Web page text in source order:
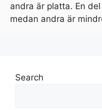
andra är platta. En
medan andra är
Search